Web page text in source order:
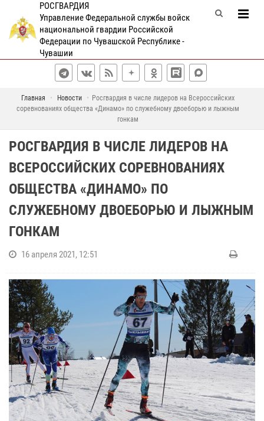
РОСГВАРДИЯ
Управление Федеральной службы войск
национальной гвардии Российской
Федерации по Чувашской Республике -
Чувашии
Главная Новости
Росгвардия в числе лидеров на Всероссийских
соревнованиях общества «Динамо» по служебному двоеборью и лыжным
гонкам
РОСГВАРДИЯ В ЧИСЛЕ ЛИДЕРОВ НА
ВСЕРОССИЙСКИХ СОРЕВНОВАНИЯХ
ОБЩЕСТВА «ДИНАМО» ПО
СЛУЖЕБНОМУ ДВОЕБОРЬЮ И ЛЫЖНЫМ
ГОНКАМ
16 апреля 2021, 12:51